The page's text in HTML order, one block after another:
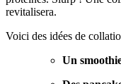
revitalisera.
Voici des idées de
Un